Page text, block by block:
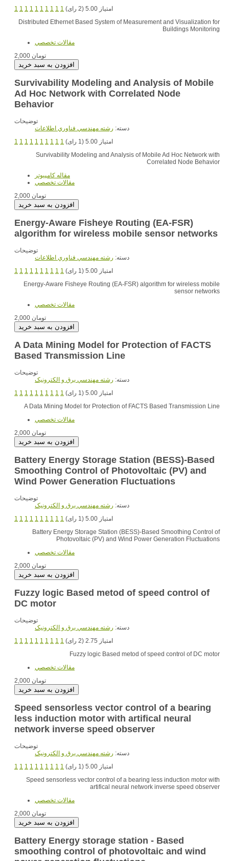
1 1 1 1 1 1 1 1 1 1
امتیاز 5.00 (2 رای)
Distributed Ethernet Based System of Measurement and Visualization for
Buildings Monitoring
مقالات تخصصي
2,000 تومان
Survivability Modeling and Analysis of Mobile
Ad Hoc Network with Correlated Node
Behavior
توضیحات
دسته: رشته مهندسي فناوري اطلاعات
1 1 1 1 1 1 1 1 1 1
امتیاز 5.00 (1 رای)
Survivability Modeling and Analysis of Mobile Ad Hoc Network with
Correlated Node Behavior
مقاله کامپیوتر
مقالات تخصصي
2,000 تومان
Energy-Aware Fisheye Routing (EA-FSR)
algorithm for wireless mobile sensor networks
توضیحات
دسته: رشته مهندسي فناوري اطلاعات
1 1 1 1 1 1 1 1 1 1
امتیاز 5.00 (1 رای)
Energy-Aware Fisheye Routing (EA-FSR) algorithm for wireless mobile
sensor networks
مقالات تخصصي
2,000 تومان
A Data Mining Model for Protection of FACTS
Based Transmission Line
توضیحات
دسته: رشته مهندسي برق و الکترونيک
1 1 1 1 1 1 1 1 1 1
امتیاز 5.00 (1 رای)
A Data Mining Model for Protection of FACTS Based Transmission Line
مقالات تخصصي
2,000 تومان
Battery Energy Storage Station (BESS)-Based
Smoothing Control of Photovoltaic (PV) and
Wind Power Generation Fluctuations
توضیحات
دسته: رشته مهندسي برق و الکترونيک
1 1 1 1 1 1 1 1 1 1
امتیاز 5.00 (1 رای)
Battery Energy Storage Station (BESS)-Based Smoothing Control of
Photovoltaic (PV) and Wind Power Generation Fluctuations
مقالات تخصصي
2,000 تومان
Fuzzy logic Based metod of speed control of
DC motor
توضیحات
دسته: رشته مهندسي برق و الکترونيک
1 1 1 1 1 1 1 1 1 1
امتیاز 2.75 (2 رای)
Fuzzy logic Based metod of speed control of DC motor
مقالات تخصصي
2,000 تومان
Speed sensorless vector control of a bearing
less induction motor with artifical neural
network inverse speed observer
توضیحات
دسته: رشته مهندسي برق و الکترونيک
1 1 1 1 1 1 1 1 1 1
امتیاز 5.00 (1 رای)
Speed sensorless vector control of a bearing less induction motor with
artifical neural network inverse speed observer
مقالات تخصصي
2,000 تومان
Battery Energy storage station - Based
smoothing control of photovoltaic and wind